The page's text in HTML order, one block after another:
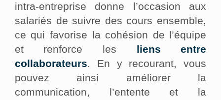
intra-entreprise donne l’occasion aux
salariés de suivre des cours ensemble,
ce qui favorise la cohésion de l’équipe
et renforce les liens entre
collaborateurs. En y recourant, vous
pouvez ainsi améliorer la
communication, l’entente et la